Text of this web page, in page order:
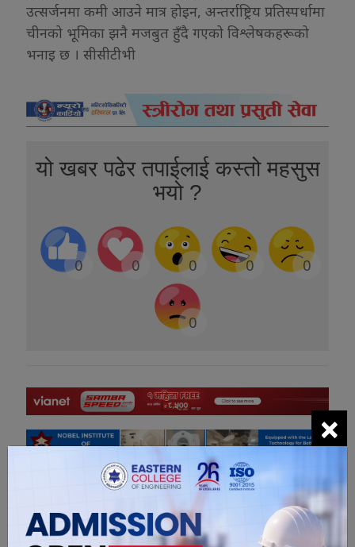
उत्सर्जनमा कमी आउने मात्र होइन, अन्तर्राष्ट्रिय प्रतिस्पर्धामा
चीनको भूमिका झनै मजबुत हुँदै गएको विश्लेषकहरूको
भनाइ छ । सीसीटीभी
यो खबर पढेर तपाईलाई कस्तो महसुस
भयो ?
0 0 0 0 0
0
सम्बंधित खबरहरु
×